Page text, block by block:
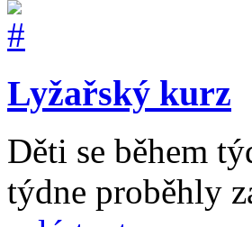
Lyžařský kurz
Děti se během
týdne proběhly